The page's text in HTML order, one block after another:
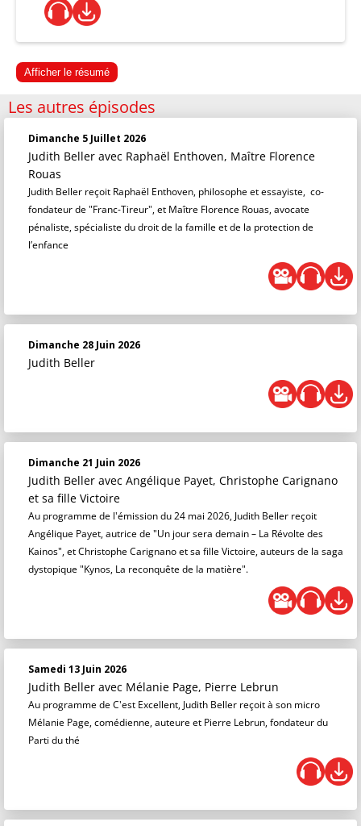
Afficher le résumé
Les autres épisodes
Dimanche 5 Juillet 2026
Judith Beller avec Raphaël Enthoven, Maître Florence
Rouas
Judith Beller reçoit Raphaël Enthoven, philosophe et essayiste, co-
fondateur de "Franc-Tireur", et Maître Florence Rouas, avocate
pénaliste, spécialiste du droit de la famille et de la protection de
l’enfance
Dimanche 28 Juin 2026
Judith Beller
Dimanche 21 Juin 2026
Judith Beller avec Angélique Payet, Christophe Carignano
et sa fille Victoire
Au programme de l'émission du 24 mai 2026, Judith Beller reçoit
Angélique Payet, autrice de "Un jour sera demain – La Révolte des
Kainos", et Christophe Carignano et sa fille Victoire, auteurs de la saga
dystopique "Kynos, La reconquête de la matière".
Samedi 13 Juin 2026
Judith Beller avec Mélanie Page, Pierre Lebrun
Au programme de C'est Excellent, Judith Beller reçoit à son micro
Mélanie Page, comédienne, auteure et Pierre Lebrun, fondateur du
Parti du thé